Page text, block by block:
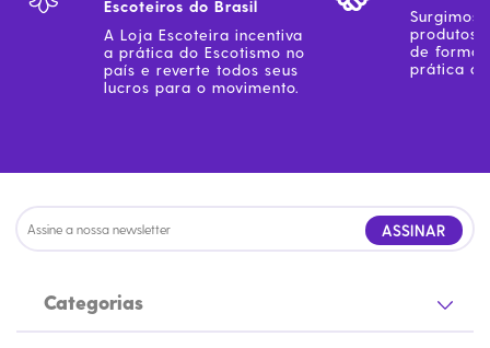
Escoteiros do Brasil
A Loja Escoteira incentiva
a prática do Escotismo no
país e reverte todos seus
lucros para o movimento.
Surgimos
produtos
de forma
prática
ASSINAR
Categorias